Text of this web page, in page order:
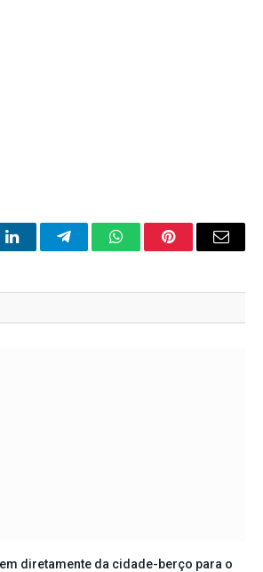
LinkedInTelegramWhatsAppPinterestEmail
diretamente da cidade-berço para o